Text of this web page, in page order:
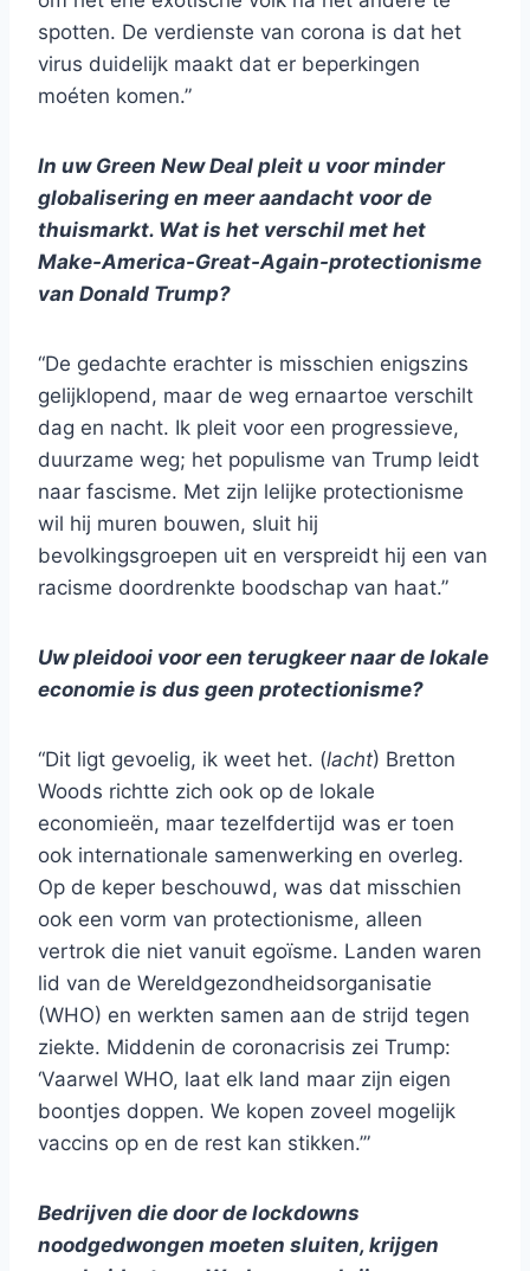
spotten. De verdienste van corona is dat het
virus duidelijk maakt dat er beperkingen
moéten komen.”
In uw Green New Deal pleit u voor minder
globalisering en meer aandacht voor de
thuismarkt. Wat is het verschil met het
Make-America-Great-Again-protectionisme
van Donald Trump?
“De gedachte erachter is misschien enigszins
gelijklopend, maar de weg ernaartoe verschilt
dag en nacht. Ik pleit voor een progressieve,
duurzame weg; het populisme van Trump leidt
naar fascisme. Met zijn lelijke protectionisme
wil hij muren bouwen, sluit hij
bevolkingsgroepen uit en verspreidt hij een van
racisme doordrenkte boodschap van haat.”
Uw pleidooi voor een terugkeer naar de lokale
economie is dus geen protectionisme?
“Dit ligt gevoelig, ik weet het. (lacht) Bretton
Woods richtte zich ook op de lokale
economieën, maar tezelfdertijd was er toen
ook internationale samenwerking en overleg.
Op de keper beschouwd, was dat misschien
ook een vorm van protectionisme, alleen
vertrok die niet vanuit egoïsme. Landen waren
lid van de Wereldgezondheidsorganisatie
(WHO) en werkten samen aan de strijd tegen
ziekte. Middenin de coronacrisis zei Trump:
‘Vaarwel WHO, laat elk land maar zijn eigen
boontjes doppen. We kopen zoveel mogelijk
vaccins op en de rest kan stikken.’”
Bedrijven die door de lockdowns
noodgedwongen moeten sluiten, krijgen